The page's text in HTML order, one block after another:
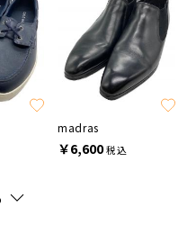
madras
￥6,600税込